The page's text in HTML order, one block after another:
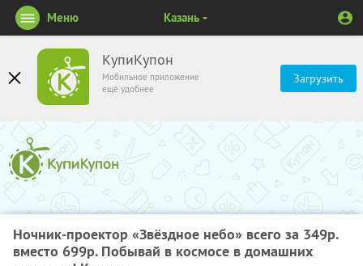
КупиКупон
Мобильное приложение
ещё удобнее
Загрузить
Меню Казань
Ночник-проектор «Звёздное небо» всего за 349р.
вместо 699р. Побывай в космосе в домашних